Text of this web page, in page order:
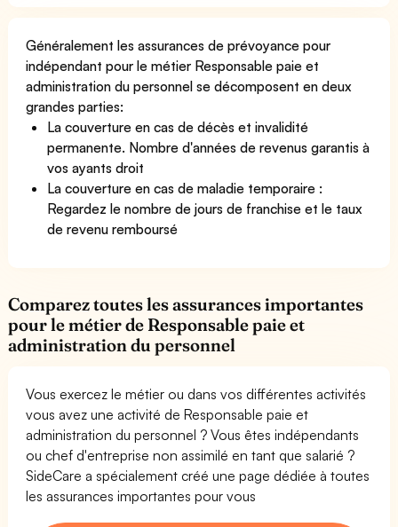
Généralement les assurances de prévoyance pour
indépendant pour le métier Responsable paie et
administration du personnel se décomposent en deux
grandes parties:
La couverture en cas de décès et invalidité
permanente. Nombre d'années de revenus garantis à
vos ayants droit
La couverture en cas de maladie temporaire :
Regardez le nombre de jours de franchise et le taux
de revenu remboursé
Comparez toutes les assurances importantes
pour le métier de Responsable paie et
administration du personnel
Vous exercez le métier ou dans vos différentes activités
vous avez une activité de Responsable paie et
administration du personnel ? Vous êtes indépendants
ou chef d'entreprise non assimilé en tant que salarié ?
SideCare a spécialement créé une page dédiée à toutes
les assurances importantes pour vous